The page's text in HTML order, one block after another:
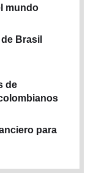
mundo
Brasil
de
para